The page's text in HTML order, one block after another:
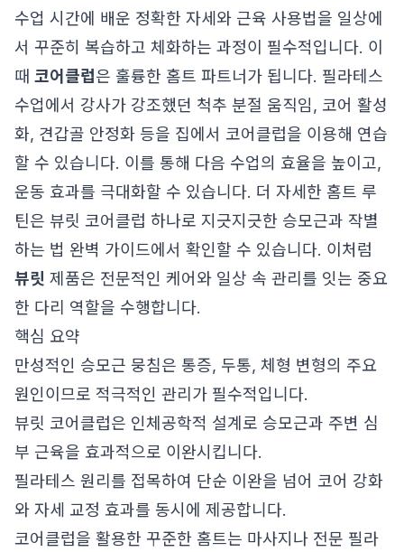
수업 시간에 배운 정확한 자세와 근육 사용법을 일상에
서 꾸준히 복습하고 체화하는 과정이 필수적입니다. 이
때 코어클럽은 훌륭한 홈트 파트너가 됩니다. 필라테스
수업에서 강사가 강조했던 척추 분절 움직임, 코어 활성
화, 견갑골 안정화 등을 집에서 코어클럽을 이용해 연습
할 수 있습니다. 이를 통해 다음 수업의 효율을 높이고,
운동 효과를 극대화할 수 있습니다. 더 자세한 홈트 루
틴은 뷰릿 코어클럽 하나로 지긋지긋한 승모근과 작별
하는 법 완벽 가이드에서 확인할 수 있습니다. 이처럼
뷰릿 제품은 전문적인 케어와 일상 속 관리를 잇는 중요
한 다리 역할을 수행합니다.
핵심 요약
만성적인 승모근 뭉침은 통증, 두통, 체형 변형의 주요
원인이므로 적극적인 관리가 필수적입니다.
뷰릿 코어클럽은 인체공학적 설계로 승모근과 주변 심
부 근육을 효과적으로 이완시킵니다.
필라테스 원리를 접목하여 단순 이완을 넘어 코어 강화
와 자세 교정 효과를 동시에 제공합니다.
코어클럽을 활용한 꾸준한 홈트는 마사지나 전문 필라